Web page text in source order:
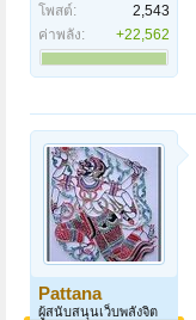
โพสต์:
2,543
ค่าพลัง:
+22,562
Pattana
ผู้สนับสนุนเว็บพลังจิต